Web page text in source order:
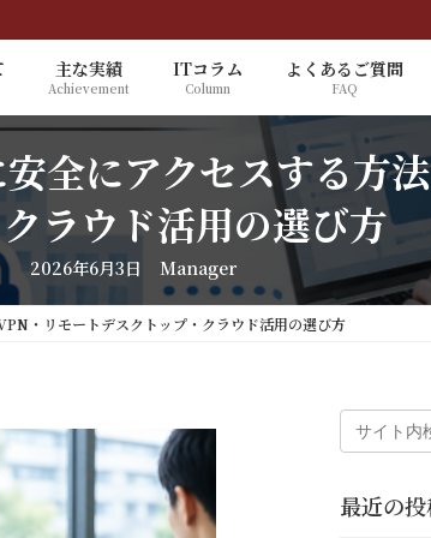
主な実績
Achievement
ITコラム
Column
よくあるご質問
FAQ
全にアクセスする方
ラウド活用の選び方
最
更
新
日
2026年6月3日 Manager
・リモートデスクトップ・クラウド活用の選び方
最近の